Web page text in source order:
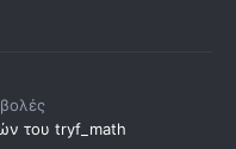
του tryf_math